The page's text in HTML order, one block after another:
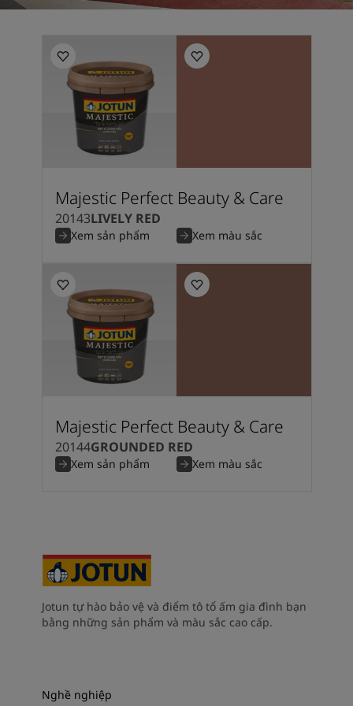
Majestic Perfect Beauty & Care
20143LIVELY RED
Xem sản phẩm Xem màu sắc
Majestic Perfect Beauty & Care
20144GROUNDED RED
Xem sản phẩm Xem màu sắc
Jotun tự hào bảo vệ và điểm tô tổ ấm gia đình bạn
bằng những sản phẩm và màu sắc cao cấp.
Nghề nghiệp